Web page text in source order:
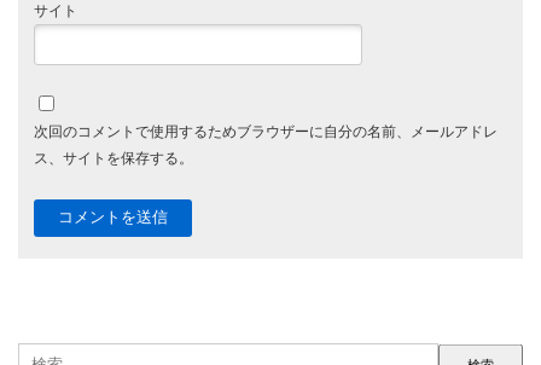
サイト
次回のコメントで使用するためブラウザーに自分の名前、メールアドレ
ス、サイトを保存する。